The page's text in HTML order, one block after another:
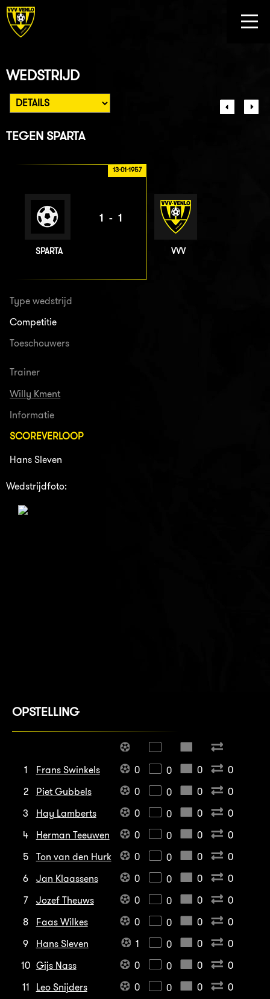
WEDSTRIJD
TEGEN SPARTA
13-01-1957
SPARTA
1-1
VVV
Type wedstrijd
Competitie
Toeschouwers
Trainer
Willy Kment
Informatie
SCOREVERLOOP
Hans Sleven
Wedstrijdfoto:
OPSTELLING
1 Frans Swinkels 0 0 0
0
2
Piet Gubbels 0 0 0
0
3
Hay Lamberts 0 0 0
0
4
Herman Teeuwen 0 0 0
0
5
Ton van den Hurk 0 0 0
0
6
Jan Klaassens 0 0 0
0
7
Jozef Theuws 0 0 0
0
8
Faas Wilkes 0 0 0
0
9
Hans Sleven 1 0 0
0
10 Gijs Nass 0 0 0
0
11
Leo Snijders 0 0 0 0